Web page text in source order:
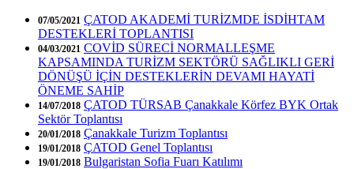
07/05/2021 ÇATOD AKADEMİ TURİZMDE İSDİHTAM
DESTEKLERİ TOPLANTISI
04/03/2021 COVİD SÜRECİ NORMALLEŞME
KAPSAMINDA TURİZM SEKTÖRÜ SAĞLIKLI GERİ
DÖNÜŞÜ İÇİN DESTEKLERİN DEVAMI HAYATİ
ÖNEME SAHİP
14/07/2018 ÇATOD TÜRSAB Çanakkale Körfez BYK Ortak
Sektör Toplantısı
20/01/2018 Çanakkale Turizm Toplantısı
19/01/2018 ÇATOD Genel Toplantısı
19/01/2018 Bulgaristan Sofia Fuarı Katılımı